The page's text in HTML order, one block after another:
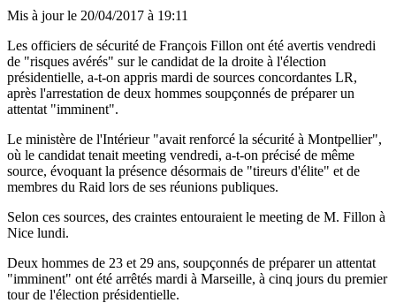
Mis à jour le 20/04/2017 à 19:11
Les officiers de sécurité de François Fillon ont été avertis vendredi
de "risques avérés" sur le candidat de la droite à l'élection
présidentielle, a-t-on appris mardi de sources concordantes LR,
après l'arrestation de deux hommes soupçonnés de préparer un
attentat "imminent".
Le ministère de l'Intérieur "avait renforcé la sécurité à Montpellier",
où le candidat tenait meeting vendredi, a-t-on précisé de même
source, évoquant la présence désormais de "tireurs d'élite" et de
membres du Raid lors de ses réunions publiques.
Selon ces sources, des craintes entouraient le meeting de M. Fillon à
Nice lundi.
Deux hommes de 23 et 29 ans, soupçonnés de préparer un attentat
"imminent" ont été arrêtés mardi à Marseille, à cinq jours du premier
tour de l'élection présidentielle.